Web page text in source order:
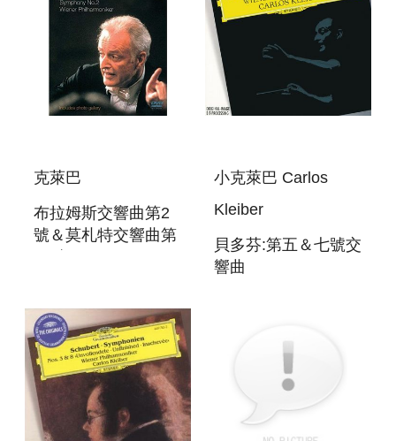
克萊巴
布拉姆斯交響曲第2
號＆莫札特交響曲第
LINZ
小克萊巴 Carlos
Kleiber
貝多芬:第五＆七號交
響曲